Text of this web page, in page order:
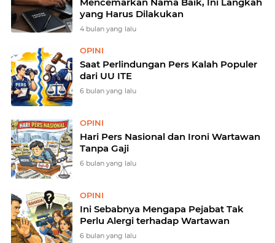
yang Harus Dilakukan
4 bulan yang lalu
OPINI
Saat Perlindungan Pers Kalah Populer
dari UU ITE
6 bulan yang lalu
OPINI
Hari Pers Nasional dan Ironi Wartawan
Tanpa Gaji
6 bulan yang lalu
OPINI
Ini Sebabnya Mengapa Pejabat Tak
Perlu Alergi terhadap Wartawan
6 bulan yang lalu